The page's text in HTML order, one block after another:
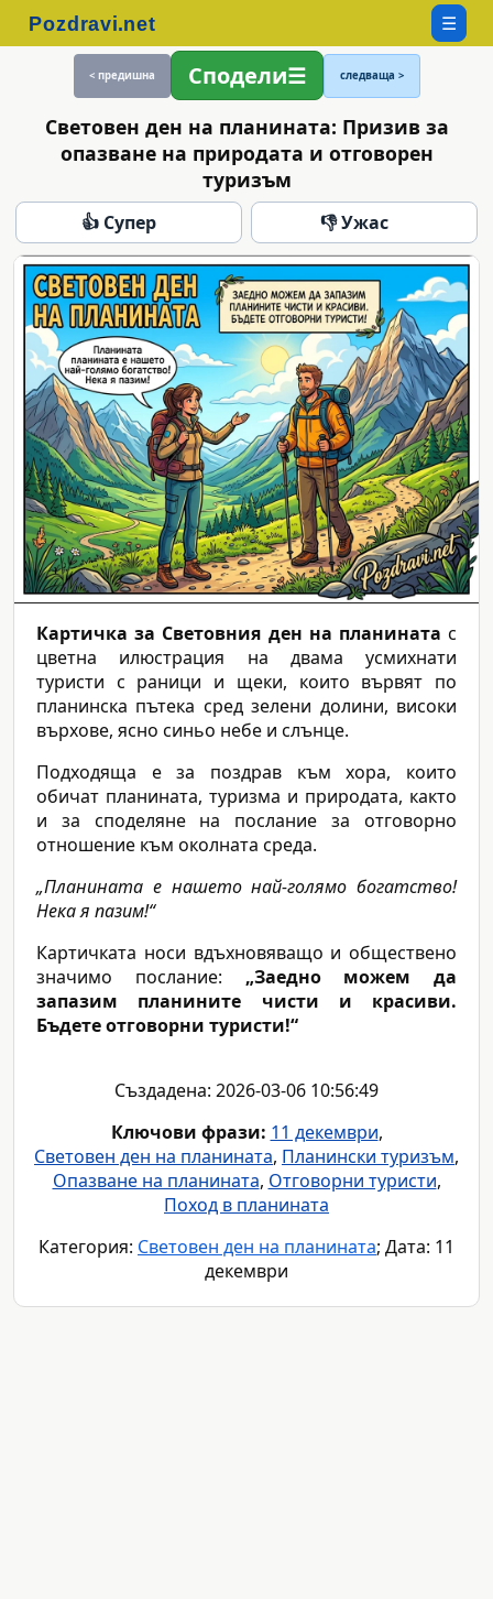
☰
< предишна Сподели следваща >
Световен ден на планината: Призив за
опазване на природата и отговорен
туризъм
👍 Супер 👎 Ужас
Картичка за Световния ден на планината с
цветна илюстрация на двама усмихнати
туристи с раници и щеки, които вървят по
планинска пътека сред зелени долини, високи
върхове, ясно синьо небе и слънце.
Подходяща е за поздрав към хора, които
обичат планината, туризма и природата, както
и за споделяне на послание за отговорно
отношение към околната среда.
„Планината е нашето най-голямо богатство!
Нека я пазим!“
Картичката носи вдъхновяващо и обществено
значимо послание: „Заедно можем да
запазим планините чисти и красиви.
Бъдете отговорни туристи!“
Създадена: 2026-03-06 10:56:49
Ключови фрази: 11 декември,
Световен ден на планината, Планински туризъм,
Опазване на планината, Отговорни туристи,
Поход в планината
Категория: Световен ден на планината; Дата: 11
декември